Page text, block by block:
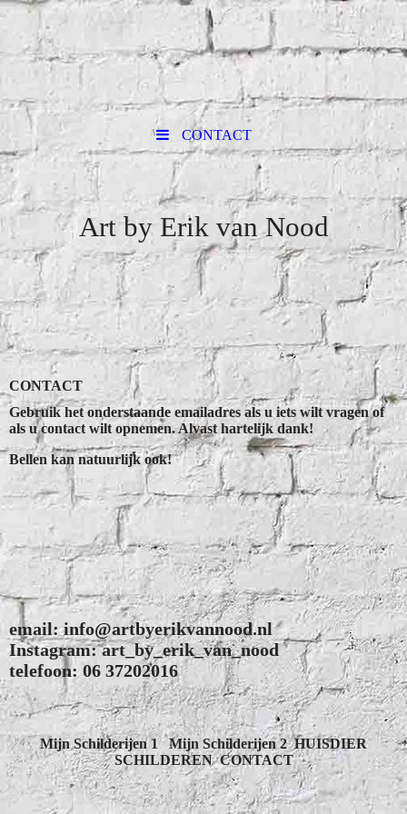
CONTACT
Art by Erik van Nood
CONTACT
Gebruik het onderstaande emailadres als u iets wilt vragen of
als u contact wilt opnemen. Alvast hartelijk dank!
Bellen kan natuurlijk ook!
email: info@artbyerikvannood.nl
Instagram: art_by_erik_van_nood
telefoon: 06 37202016
Mijn Schilderijen 1 Mijn Schilderijen 2 HUISDIER
SCHILDEREN CONTACT